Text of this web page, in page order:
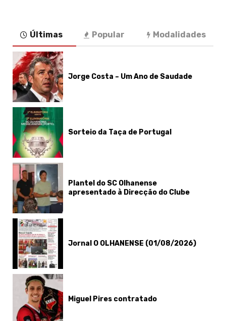
Últimas Popular Modalidades
Jorge Costa – Um Ano de Saudade
Sorteio da Taça de Portugal
Plantel do SC Olhanense
apresentado à Direcção do Clube
Jornal O OLHANENSE (01/08/2026)
Miguel Pires contratado